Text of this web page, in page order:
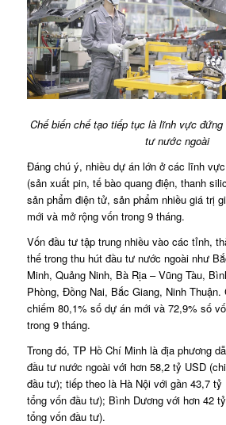
Chế biến chế tạo tiếp tục là lĩnh vực đứng
tư nước ngoài
Đáng chú ý, nhiều dự án lớn ở các lĩnh
(sản xuất pin, tế bào quang điện, thanh
sản phẩm điện tử, sản phẩm nhiều giá trị
mới và mở rộng vốn trong 9 tháng.
Vốn đầu tư tập trung nhiều vào các tỉnh,
thế trong thu hút đầu tư nước ngoài như
Minh, Quảng Ninh, Bà Rịa – Vũng Tàu,
Phòng, Đồng Nai, Bắc Giang, Ninh Thuận.
chiếm 80,1% số dự án mới và 72,9% số
trong 9 tháng.
Trong đó, TP Hồ Chí Minh là địa phương
đầu tư nước ngoài với hơn 58,2 tỷ USD
đầu tư); tiếp theo là Hà Nội với gần 43,7 tỷ
tổng vốn đầu tư); Bình Dương với hơn 42
tổng vốn đầu tư).